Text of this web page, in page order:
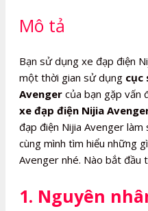
lượng
Mô tả
Bạn sử dụng xe đạp điện
một thời gian sử dụng cục
Avenger của bạn gặp vấn
xe đạp điện Nijia
đạp điện Nijia Avenger
cùng mình tìm hiểu những
Avenger nhé. Nào bắt đầu
1. Nguyên